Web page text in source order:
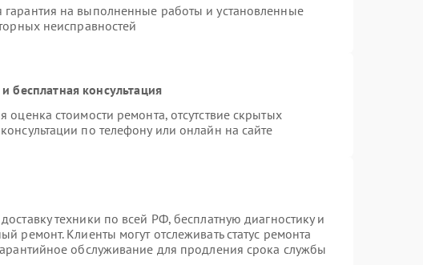
гарантия на выполненные работы и установленные
неисправностей
бесплатная консультация
стоимости ремонта, отсутствие скрытых
по телефону или онлайн на сайте
техники по всей РФ, бесплатную диагностику и
ремонт. Клиенты могут отслеживать статус ремонта
обслуживание для продления срока службы